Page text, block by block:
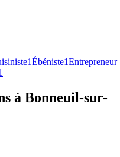
1Ébéniste1Entrepreneur
à Bonneuil-sur-